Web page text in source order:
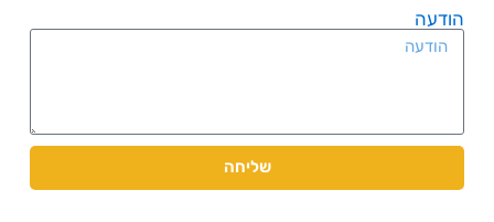
הודעה
שליחה